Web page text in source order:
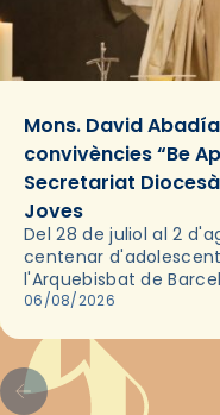
Mons. David
convivències “Be
Secretariat
Joves
Del 28 de juliol al 2
centenar
l'Arquebisbat de
les convivències Be
06/08/2026